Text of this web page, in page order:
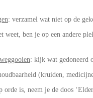
: verzamel wat niet op de
weet, ben je op een andere
: kijk wat gedoneerd
(kruiden,
orde is, neem je de doos